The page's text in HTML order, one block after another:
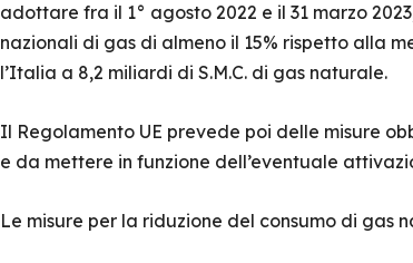
adottare fra il 1° agosto 2022 e il 31 marzo
nazionali di gas di almeno il 15% rispetto alla
l’Italia a 8,2 miliardi di S.M.C. di gas naturale.
Il Regolamento UE prevede poi delle misure
e da mettere in funzione dell’eventuale
Le misure per la riduzione del consumo di